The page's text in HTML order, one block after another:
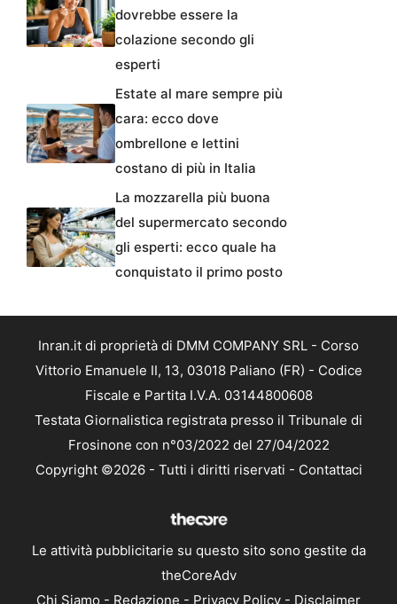
dovrebbe essere la
colazione secondo gli
esperti
Estate al mare sempre più
cara: ecco dove
ombrellone e lettini
costano di più in Italia
La mozzarella più buona
del supermercato secondo
gli esperti: ecco quale ha
conquistato il primo posto
Inran.it di proprietà di DMM COMPANY SRL - Corso
Vittorio Emanuele II, 13, 03018 Paliano (FR) - Codice
Fiscale e Partita I.V.A. 03144800608
Testata Giornalistica registrata presso il Tribunale di
Frosinone con n°03/2022 del 27/04/2022
Copyright ©2026 - Tutti i diritti riservati - Contattaci
Le attività pubblicitarie su questo sito sono gestite da
theCoreAdv
Chi Siamo - Redazione - Privacy Policy - Disclaimer